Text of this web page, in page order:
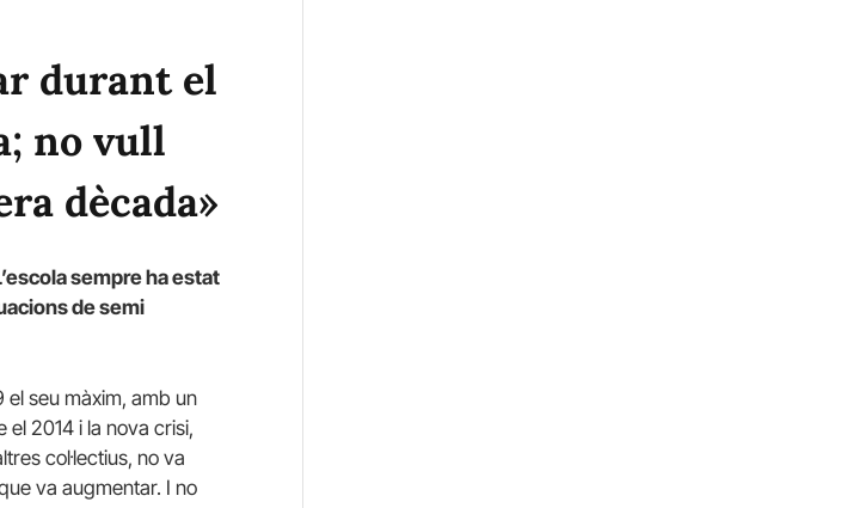
durant el
no vull
dècada»
sempre ha estat
de semi
seu màxim, amb un
el 2014 i la nova crisi,
col·lectius, no va
va augmentar. I no